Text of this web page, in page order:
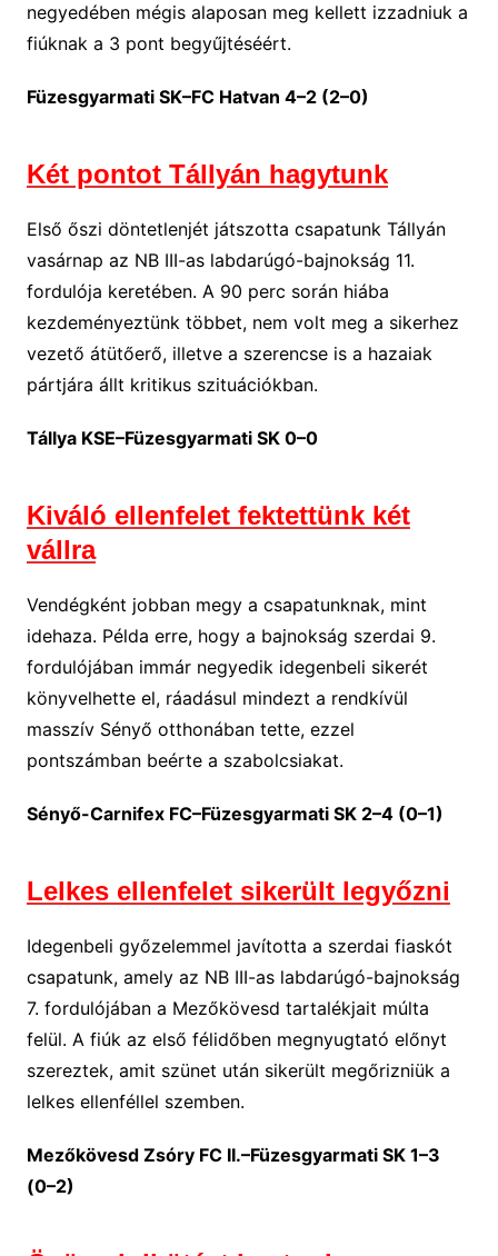
negyedében mégis alaposan meg kellett izzadniuk a
fiúknak a 3 pont begyűjtéséért.
Füzesgyarmati SK–FC Hatvan 4–2 (2–0)
Két pontot Tállyán hagytunk
Első őszi döntetlenjét játszotta csapatunk Tállyán
vasárnap az NB III-as labdarúgó-bajnokság 11.
fordulója keretében. A 90 perc során hiába
kezdeményeztünk többet, nem volt meg a sikerhez
vezető átütőerő, illetve a szerencse is a hazaiak
pártjára állt kritikus szituációkban.
Tállya KSE–Füzesgyarmati SK 0–0
Kiváló ellenfelet fektettünk két
vállra
Vendégként jobban megy a csapatunknak, mint
idehaza. Példa erre, hogy a bajnokság szerdai 9.
fordulójában immár negyedik idegenbeli sikerét
könyvelhette el, ráadásul mindezt a rendkívül
masszív Sényő otthonában tette, ezzel
pontszámban beérte a szabolcsiakat.
Sényő-Carnifex FC–Füzesgyarmati SK 2–4 (0–1)
Lelkes ellenfelet sikerült legyőzni
Idegenbeli győzelemmel javította a szerdai fiaskót
csapatunk, amely az NB III-as labdarúgó-bajnokság
7. fordulójában a Mezőkövesd tartalékjait múlta
felül. A fiúk az első félidőben megnyugtató előnyt
szereztek, amit szünet után sikerült megőrizniük a
lelkes ellenféllel szemben.
Mezőkövesd Zsóry FC II.–Füzesgyarmati SK 1–3
(0–2)